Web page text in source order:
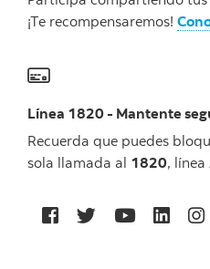
¡Te recompensaremos!
Línea 1820 - Mantente
Recuerda que puedes
sola llamada al 1820, línea